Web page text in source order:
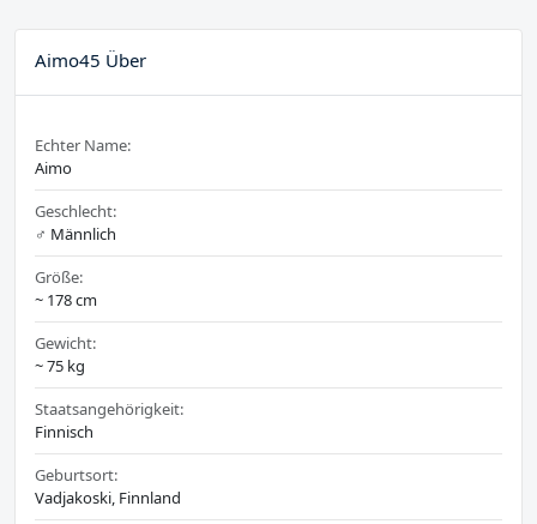
Aimo45 Über
Echter Name:
Aimo
Geschlecht:
♂️ Männlich
Größe:
~ 178 cm
Gewicht:
~ 75 kg
Staatsangehörigkeit:
Finnisch
Geburtsort:
Vadjakoski, Finnland